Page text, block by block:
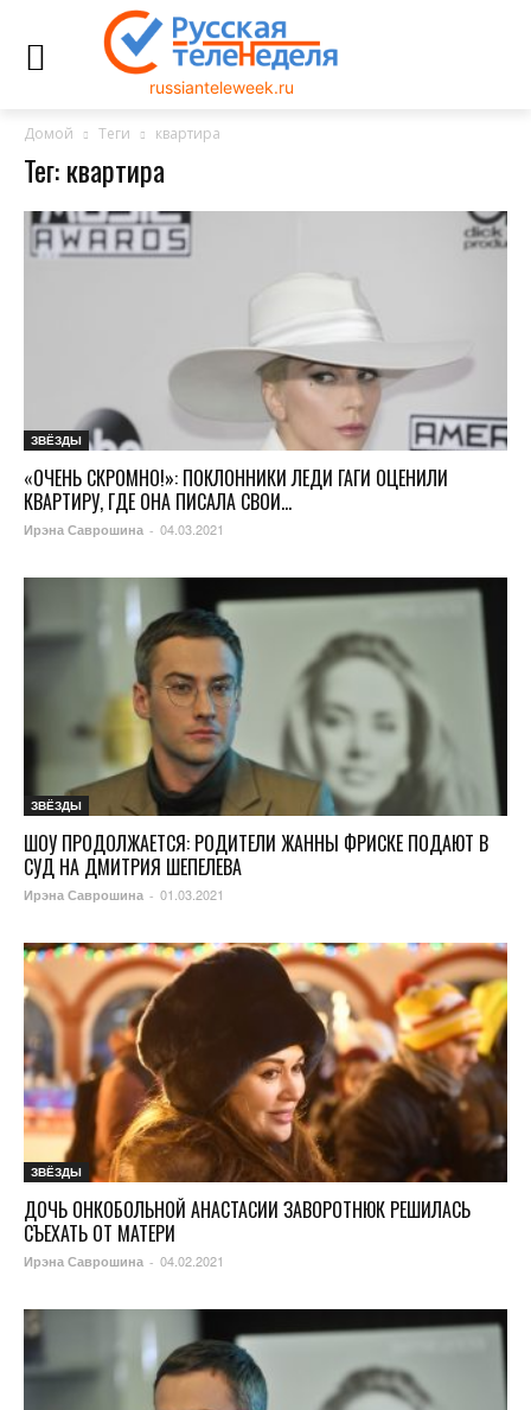
russianteleweek.ru
Домой Теги квартира
Тег: квартира
ЗВЁЗДЫ
«ОЧЕНЬ СКРОМНО!»: ПОКЛОННИКИ ЛЕДИ ГАГИ ОЦЕНИЛИ
КВАРТИРУ, ГДЕ ОНА ПИСАЛА СВОИ...
Ирэна Саврошина - 04.03.2021
ЗВЁЗДЫ
ШОУ ПРОДОЛЖАЕТСЯ: РОДИТЕЛИ ЖАННЫ ФРИСКЕ ПОДАЮТ В
СУД НА ДМИТРИЯ ШЕПЕЛЕВА
Ирэна Саврошина - 01.03.2021
ЗВЁЗДЫ
ДОЧЬ ОНКОБОЛЬНОЙ АНАСТАСИИ ЗАВОРОТНЮК РЕШИЛАСЬ
СЪЕХАТЬ ОТ МАТЕРИ
Ирэна Саврошина - 04.02.2021